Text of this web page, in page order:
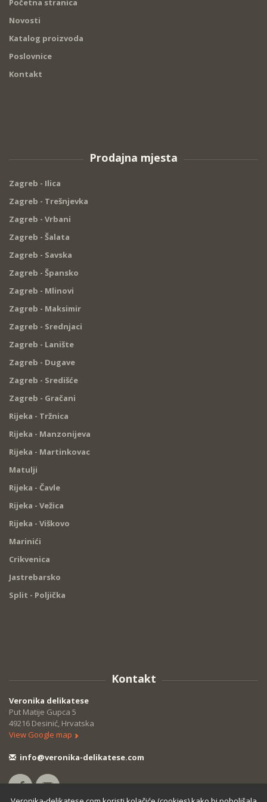
Početna stranica
Novosti
Katalog proizvoda
Poslovnice
Kontakt
Prodajna mjesta
Zagreb - Ilica
Zagreb - Trešnjevka
Zagreb - Vrbani
Zagreb - Šalata
Zagreb - Savska
Zagreb - Špansko
Zagreb - Mlinovi
Zagreb - Maksimir
Zagreb - Srednjaci
Zagreb - Lanište
Zagreb - Dugave
Zagreb - Središće
Zagreb - Gračani
Rijeka - Tržnica
Rijeka - Manzonijeva
Rijeka - Martinkovac
Matulji
Rijeka - Čavle
Rijeka - Vežica
Rijeka - Viškovo
Marinići
Crikvenica
Jastrebarsko
Split - Poljička
Kontakt
Veronika delikatese
Put Matije Gupca 5
49216 Desinić, Hrvatska
View Google map
info@veronika-delikatese.com